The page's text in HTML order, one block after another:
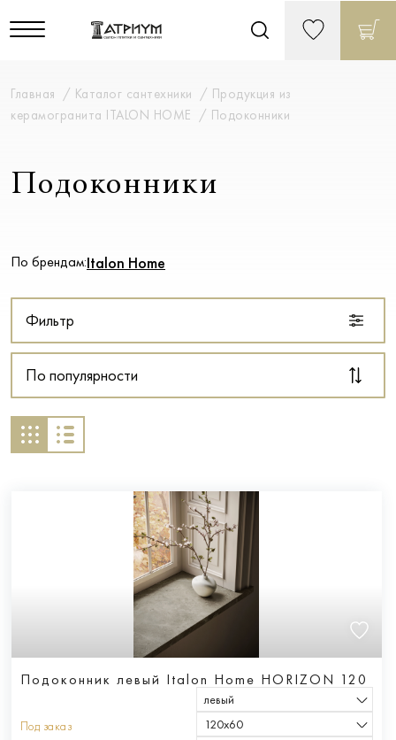
Главная Каталог сантехники
Продукция из
керамогранита ITALON HOME
Подоконники
Подоконники
По брендам:Italon Home
Фильтр
По популярности
Подоконник левый Italon Home HORIZON 120
Под заказ
левый
120х60